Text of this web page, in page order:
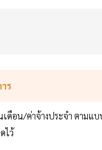
ร
เดือน/ค่าจ้างประจำ ตาม
ไว้